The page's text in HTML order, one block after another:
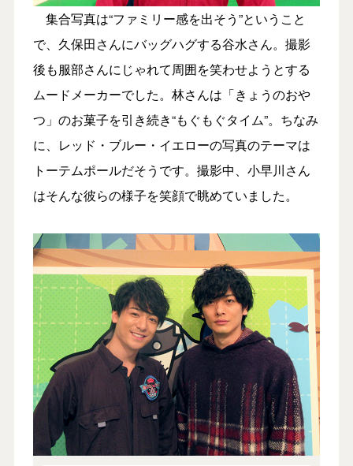
集合写真は“ファミリー感を出そう”ということ
で、久保田さんにバッグハグする谷水さん。撮影
後も服部さんにじゃれて周囲を笑わせようとする
ムードメーカーでした。林さんは「きょうのおや
つ」のお菓子を引き続き“もぐもぐタイム”。ちなみ
に、レッド・ブルー・イエローの写真のテーマは
トーテムポールだそうです。撮影中、小早川さん
はそんな彼らの様子を笑顔で眺めていました。